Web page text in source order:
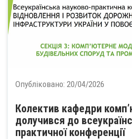
Опубліковано: 20/04/2026
Колектив кафедри
долучився до
практичної конференції